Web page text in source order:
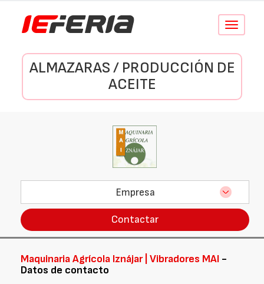
Conmutar
ALMAZARAS / PRODUCCIÓN DE
ACEITE
Empresa
Contactar
Maquinaria Agrícola Iznájar | Vibradores MAI -
Datos de contacto